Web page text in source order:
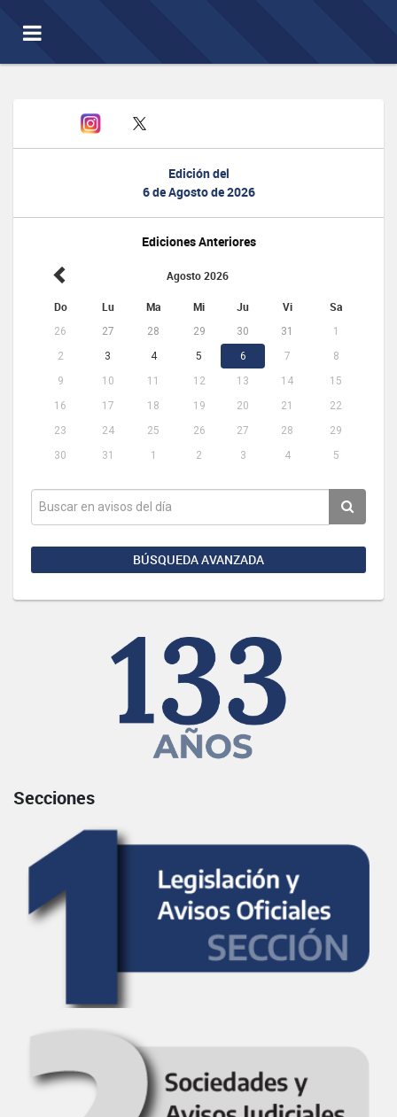
Toggle
navigation
Edición del
6 de Agosto de 2026
Ediciones Anteriores
Agosto 2026
Do Lu Ma Mi Ju Vi Sa
26 27 28 29 30 31
1
2
3 4 5 6 7
8
9
10 11 12 13 14
15
16
17 18 19 20 21
22
23
24 25 26 27 28
29
30
31 1 2 3 4 5
BÚSQUEDA AVANZADA
Secciones